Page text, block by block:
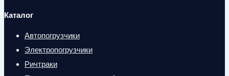
Каталог
Автопогрузчики
Электропогрузчики
Ричтраки